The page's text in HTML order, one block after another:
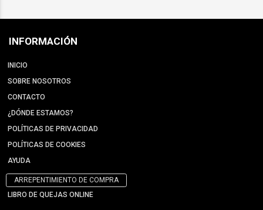
INFORMACIÓN
INICIO
SOBRE NOSOTROS
CONTACTO
¿DÓNDE ESTAMOS?
POLÍTICAS DE PRIVACIDAD
POLÍTICAS DE COOKIES
AYUDA
ARREPENTIMIENTO DE COMPRA
LIBRO DE QUEJAS ONLINE